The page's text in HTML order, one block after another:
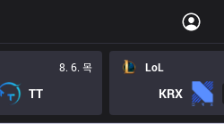
8. 6. 목
TT
LoL
KRX